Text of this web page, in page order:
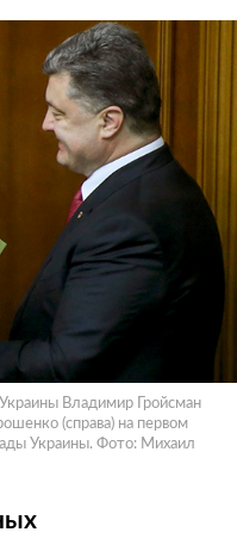
Владимир Гройсман
(справа) на первом
Украины. Фото: Михаил